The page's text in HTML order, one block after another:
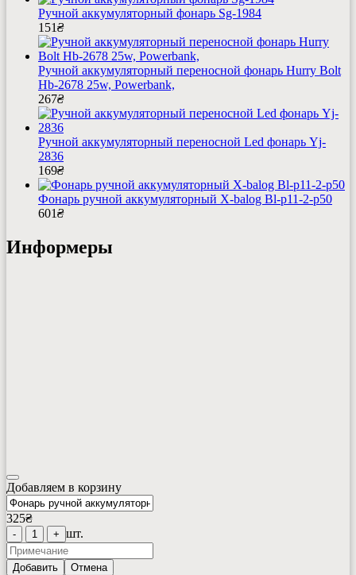
Ручной аккумуляторный фонарь Sg-1984
151₴
Ручной аккумуляторный переносной фонарь Hurry Bolt
Hb-2678 25w, Powerbank,
267₴
Ручной аккумуляторный переносной Led фонарь Yj-
2836
169₴
Фонарь ручной аккумуляторный X-balog Bl-p11-2-p50
601₴
Информеры
Добавляем в корзину
325₴
- 1 + шт.
Добавить Отмена